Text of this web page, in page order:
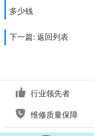
多少钱
下一篇: 返回列表
行业领先者
维修质量保障